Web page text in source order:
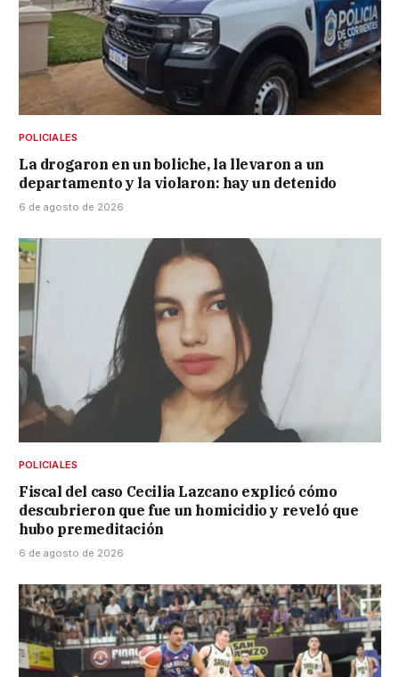
POLICIALES
La drogaron en un boliche, la llevaron a un
departamento y la violaron: hay un detenido
6 de agosto de 2026
POLICIALES
Fiscal del caso Cecilia Lazcano explicó cómo
descubrieron que fue un homicidio y reveló que
hubo premeditación
6 de agosto de 2026